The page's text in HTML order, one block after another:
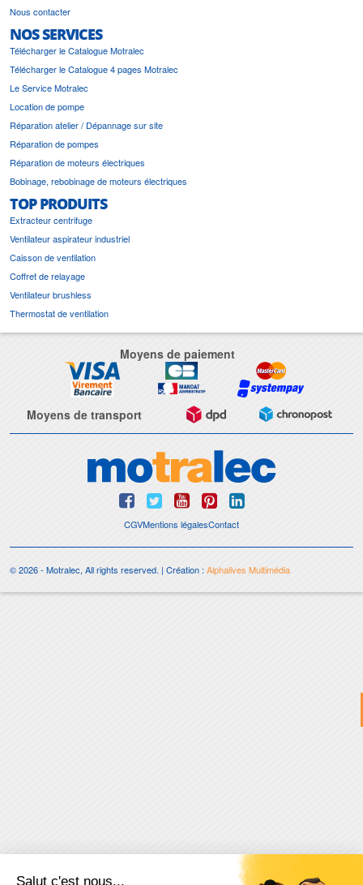
Nous contacter
NOS SERVICES
Télécharger le Catalogue Motralec
Télécharger le Catalogue 4 pages Motralec
Le Service Motralec
Location de pompe
Réparation atelier / Dépannage sur site
Réparation de pompes
Réparation de moteurs électriques
Bobinage, rebobinage de moteurs électriques
TOP PRODUITS
Extracteur centrifuge
Ventilateur aspirateur industriel
Caisson de ventilation
Coffret de relayage
Ventilateur brushless
Thermostat de ventilation
Moyens de paiement
Moyens de transport
CGVMentions légalesContact
© 2026 - Motralec, All rights reserved. | Création : Alphalives Multimédia